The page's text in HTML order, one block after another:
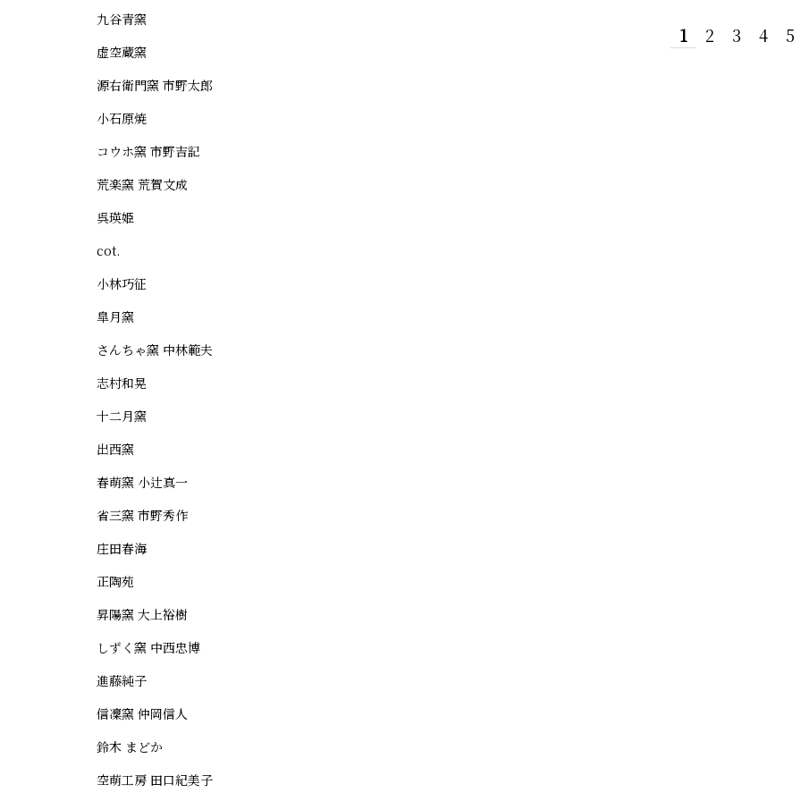
1 2 3 4 5
九谷青窯
虚空蔵窯
源右衛門窯 市野太郎
小石原焼
コウホ窯 市野吉記
荒楽窯 荒賀文成
呉瑛姫
cot.
小林巧征
皐月窯
さんちゃ窯 中林範夫
志村和晃
十二月窯
出西窯
春萌窯 小辻真一
省三窯 市野秀作
庄田春海
正陶苑
昇陽窯 大上裕樹
しずく窯 中西忠博
進藤純子
信凜窯 仲岡信人
鈴木 まどか
空萌工房 田口紀美子